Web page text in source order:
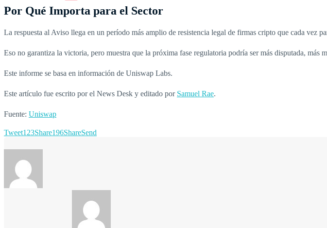
Por Qué Importa para el Sector
La respuesta al Aviso llega en un período más amplio de resistencia legal de firmas cripto que cada vez
Eso no garantiza la victoria, pero muestra que la próxima fase regulatoria podría ser más disputada, más
Este informe se basa en información de Uniswap Labs.
Este artículo fue escrito por el News Desk y editado por Samuel Rae.
Fuente: Uniswap
Tweet123Share196ShareSend